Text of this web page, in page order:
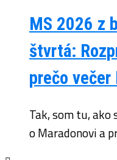
MS 2026 z
štvrtá:
prečo večer
Tak, som tu, ako
o Maradonovi a